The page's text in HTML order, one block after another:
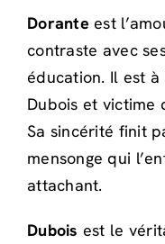
Dorante est
contraste avec
éducation. Il est
Dubois et victime
Sa sincérité finit
mensonge qui
attachant.
Dubois est le